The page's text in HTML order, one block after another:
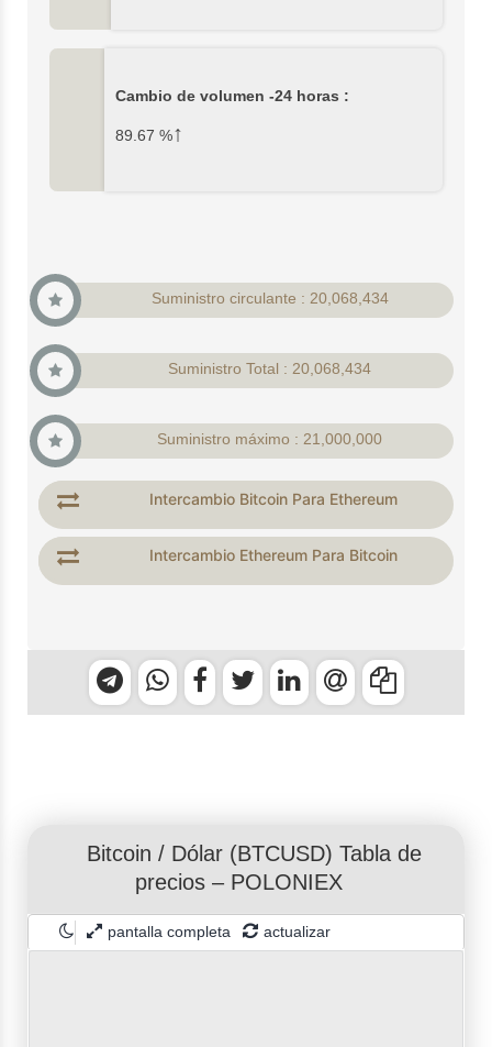
Cambio de volumen -24 horas :
89.67 %↑
Suministro circulante : 20,068,434
Suministro Total : 20,068,434
Suministro máximo : 21,000,000
Intercambio Bitcoin Para Ethereum
Intercambio Ethereum Para Bitcoin
Bitcoin / Dólar (BTCUSD) Tabla de
precios – POLONIEX
pantalla completa actualizar